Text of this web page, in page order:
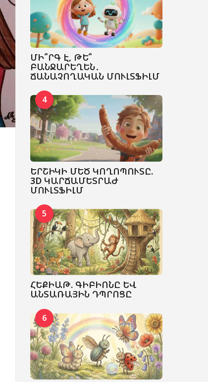
ՄԻ՞ՐԳ Է, ԹԵ՞
ԲԱՆՋԱՐԵՂԵՆ․
ՃԱՆԱՉՈՂԱԿԱՆ ՄՈՒԼՏՖԻԼՄ
4
ԵՐՇԻԿԻ ՄԵԾ ԿՈՂՈՊՈՒՏԸ.
3D ԿԱՐՃԱՄԵՏՐԱԺ
ՄՈՒԼՏՖԻԼՄ
5
ՀԵՔԻԱԹ. ԳԻԲԻՈՆԸ ԵՎ
ԱՆՏԱՌԱՅԻՆ ԴՊՐՈՑԸ
6